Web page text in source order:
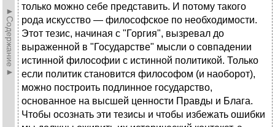
►Содержание►
только можно себе представить. И потому такого
рода искусство — философское по необходимости.
Этот тезис, начиная с "Горгия", вызревал до
выраженной в "Государстве" мысли о совпадении
истинной философии с истинной политикой. Только
если политик становится философом (и наоборот),
можно построить подлинное государство,
основанное на высшей ценности Правды и Блага.
Чтобы осознать эти тезисы и чтобы избежать ошибки